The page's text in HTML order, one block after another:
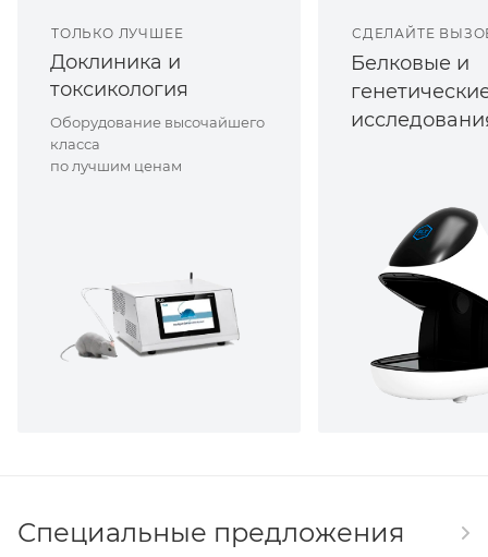
ТОЛЬКО ЛУЧШЕЕ
Доклиника и
токсикология
Оборудование высочайшего
класса
по лучшим ценам
СДЕЛАЙТЕ
Белковые и
Специальные предложения